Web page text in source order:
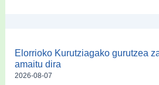
Elorrioko Kurutziagako gurutzea
amaitu dira
2026-08-07